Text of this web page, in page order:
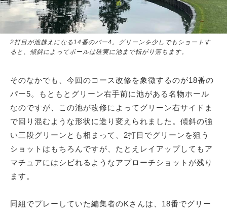
2打目が池越えになる14番のパー4。グリーンを少しでもショートす
ると、傾斜によってボールは確実に池まで転がり落ちます。
そのなかでも、今回のコース改修を象徴するのが18番の
パー5。もともとグリーン右手前に池がある名物ホール
なのですが、この池が改修によってグリーン右サイドま
で回り混むような形状に造り変えられました。傾斜の強
い三段グリーンとも相まって、2打目でグリーンを狙う
ショットはもちろんですが、たとえレイアップしてもア
マチュアにはシビれるようなアプローチショットが残り
ます。
同組でプレーしていた編集者のKさんは、18番でグリー